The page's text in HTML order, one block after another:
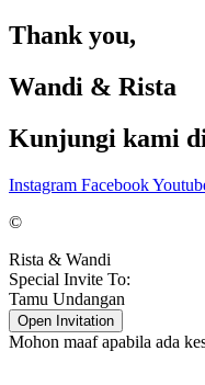
Thank you,
Wandi & Rista
Kunjungi kami
Instagram Facebook
©
Rista & Wandi
Special Invite To:
Tamu Undangan
Open Invitation
Mohon maaf apabila ada